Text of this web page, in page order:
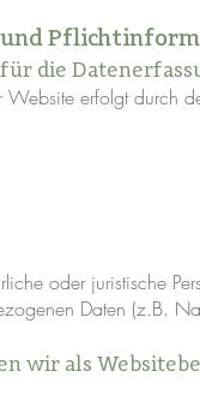
und
die
Website erfolgt durch
oder juristische
Daten (z.B.
wir als